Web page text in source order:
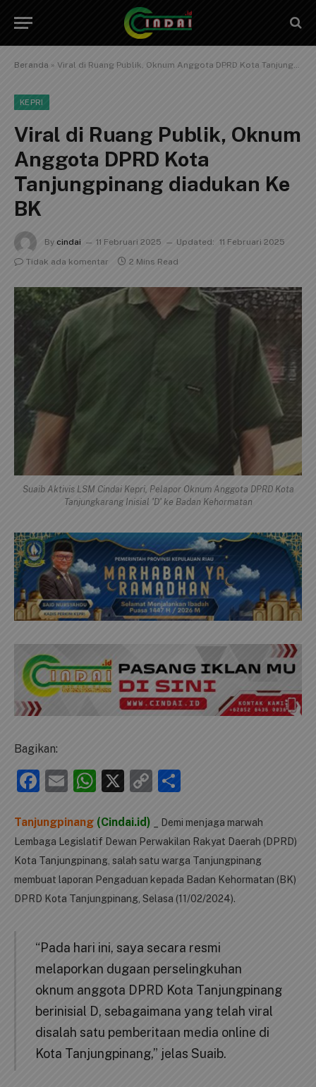
Beranda » Viral di Ruang Publik, Oknum Anggota DPRD Kota Tanjungpinang diadukan Ke BK
KEPRI
Viral di Ruang Publik, Oknum
Anggota DPRD Kota
Tanjungpinang diadukan Ke
BK
By cindai 11 Februari 2025 Updated: 11 Februari 2025
Tidak ada komentar
2 Mins Read
Suaib Aktivis LSM Cindai Kepri, Pelapor Oknum Anggota DPRD Kota
Tanjungkarang Inisial 'D' ke Badan Kehormatan
Bagikan:
Facebook
EmailWhatsApp
X
Copy
Tanjungpinang (Cindai.id) _ Demi menjaga marwah
Lembaga Legislatif Dewan Perwakilan Rakyat Daerah (DPRD)
Kota Tanjungpinang, salah satu warga Tanjungpinang
membuat laporan Pengaduan kepada Badan Kehormatan (BK)
DPRD Kota Tanjungpinang, Selasa (11/02/2024).
“Pada hari ini, saya secara resmi
melaporkan dugaan perselingkuhan
oknum anggota DPRD Kota Tanjungpinang
berinisial D, sebagaimana yang telah viral
disalah satu pemberitaan media online di
Kota Tanjungpinang,” jelas Suaib.